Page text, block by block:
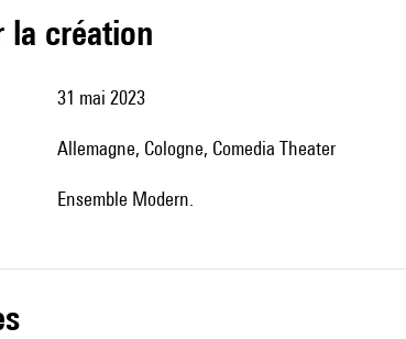
la création
31 mai 2023
Allemagne, Cologne, Comedia Theater
Ensemble Modern.